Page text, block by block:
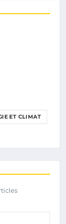
ET CLIMAT